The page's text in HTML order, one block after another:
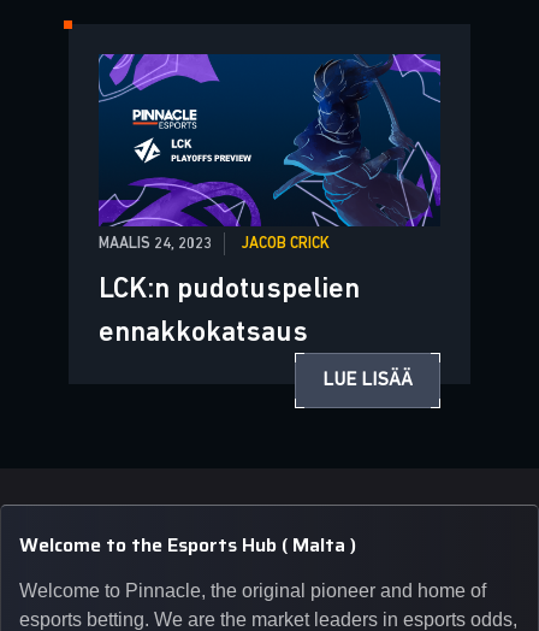
MAALIS 24, 2023 JACOB CRICK
LCK:n pudotuspelien
ennakkokatsaus
LUE LISÄÄ
Welcome to the Esports Hub ( Malta )
Welcome to Pinnacle, the original pioneer and home of
esports betting. We are the market leaders in esports odds,